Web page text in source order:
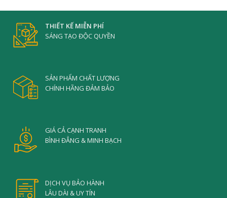
THIẾT KẾ MIỄN PHÍ
SÁNG TẠO ĐỘC QUYỀN
SẢN PHẨM CHẤT LƯỢNG
CHÍNH HÃNG ĐẢM BẢO
GIÁ CẢ CẠNH TRANH
BÌNH ĐẲNG & MINH BẠCH
DỊCH VỤ BẢO HÀNH
LÂU DÀI & UY TÍN